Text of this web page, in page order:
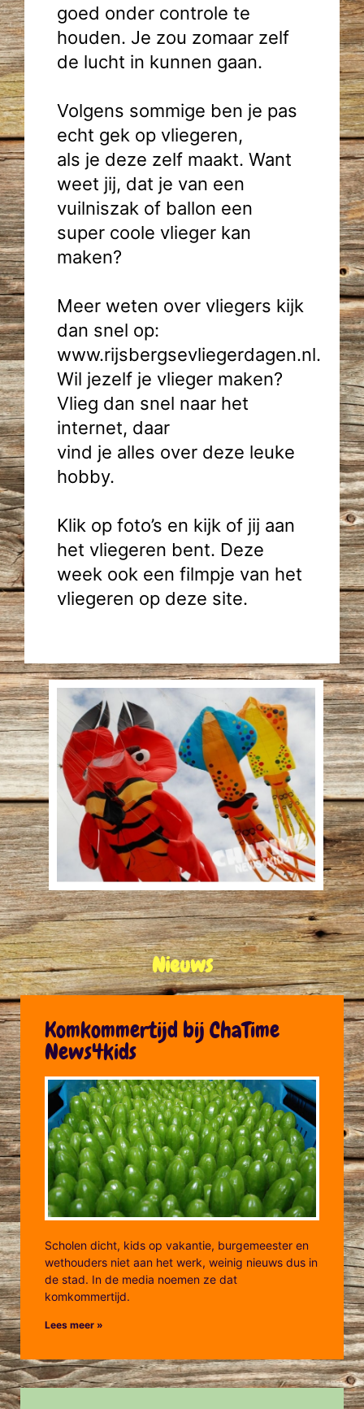
goed onder controle te
houden. Je zou zomaar zelf
de lucht in kunnen gaan.
Volgens sommige ben je pas
echt gek op vliegeren,
als je deze zelf maakt. Want
weet jij, dat je van een
vuilniszak of ballon een
super coole vlieger kan
maken?
Meer weten over vliegers kijk
dan snel op:
www.rijsbergsevliegerdagen.nl.
Wil jezelf je vlieger maken?
Vlieg dan snel naar het
internet, daar
vind je alles over deze leuke
hobby.
Klik op foto’s en kijk of jij aan
het vliegeren bent. Deze
week ook een filmpje van het
vliegeren op deze site.
Nieuws
Komkommertijd bij ChaTime
News4kids
Scholen dicht, kids op vakantie, burgemeester en
wethouders niet aan het werk, weinig nieuws dus in
de stad. In de media noemen ze dat
komkommertijd.
Lees meer »